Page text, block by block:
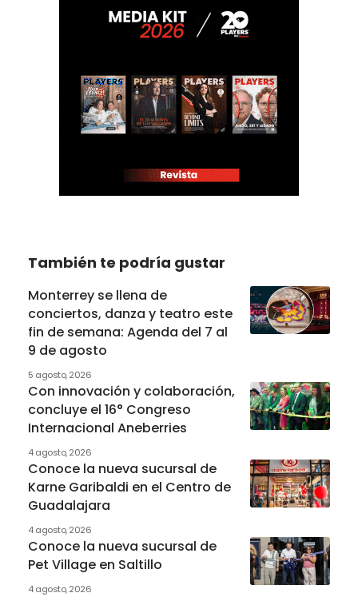
También te podría gustar
Monterrey se llena de
conciertos, danza y teatro este
fin de semana: Agenda del 7 al
9 de agosto
5 agosto, 2026
Con innovación y colaboración,
concluye el 16° Congreso
Internacional Aneberries
4 agosto, 2026
Conoce la nueva sucursal de
Karne Garibaldi en el Centro de
Guadalajara
4 agosto, 2026
Conoce la nueva sucursal de
Pet Village en Saltillo
4 agosto, 2026